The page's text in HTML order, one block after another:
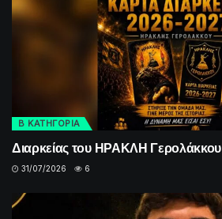
Β ΚΑΤΗΓΟΡΙΑ
Διαρκείας του ΗΡΑΚΛΗ Γερολάκκου
31/07/2026 6